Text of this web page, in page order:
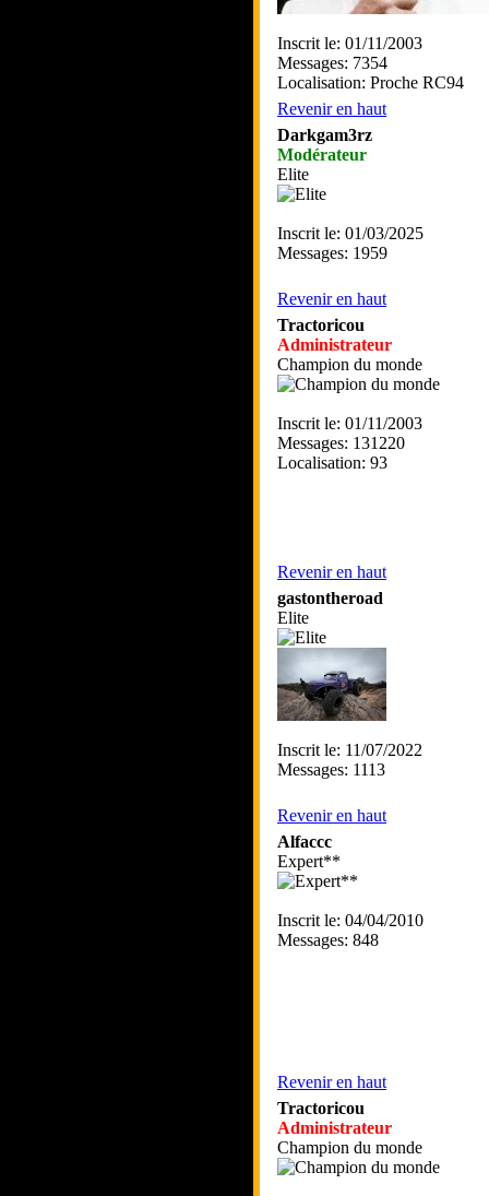
Inscrit le: 01/11/2003
Messages: 7354
Localisation: Proche RC94
Revenir en haut
Darkgam3rz
Modérateur
Elite
Inscrit le: 01/03/2025
Messages: 1959
Revenir en haut
Tractoricou
Administrateur
Champion du monde
Inscrit le: 01/11/2003
Messages: 131220
Localisation: 93
Revenir en haut
gastontheroad
Elite
Inscrit le: 11/07/2022
Messages: 1113
Revenir en haut
Alfaccc
Expert**
Inscrit le: 04/04/2010
Messages: 848
Revenir en haut
Tractoricou
Administrateur
Champion du monde